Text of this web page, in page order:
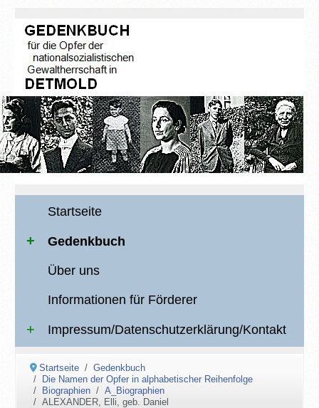
Startseite
Gedenkbuch
Über uns
Informationen für Förderer
Impressum/Datenschutzerklärung/Kontakt
Startseite
Gedenkbuch
Die Namen der Opfer in alphabetischer Reihenfolge
Biographien
A_Biographien
ALEXANDER, Elli, geb. Daniel